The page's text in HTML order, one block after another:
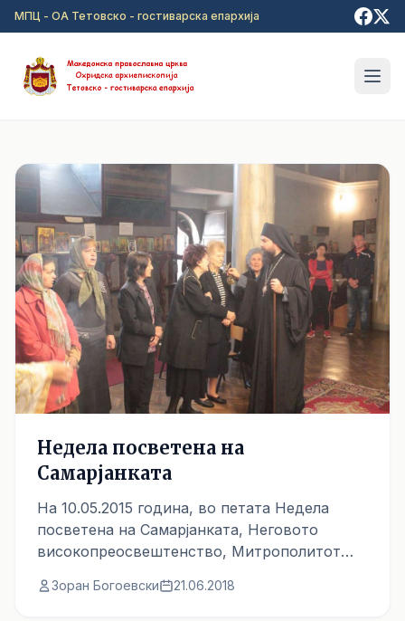
Прејди на главна содржина
МПЦ - ОА Тетовско - гостиварска епархија
Недела посветена на
Самарјанката
На 10.05.2015 година, во петата Недела
посветена на Самарјанката, Неговото
високопреосвештенство, Митрополитот
Света Златоустова литургија во храмот
Зоран Богоевски 21.06.2018